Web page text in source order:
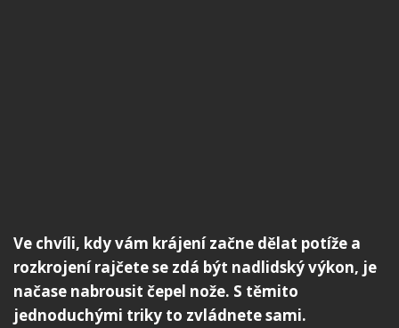
Ve chvíli, kdy vám krájení začne dělat potíže a
rozkrojení rajčete se zdá být nadlidský výkon, je
načase nabrousit čepel nože. S těmito
jednoduchými triky to zvládnete sami.